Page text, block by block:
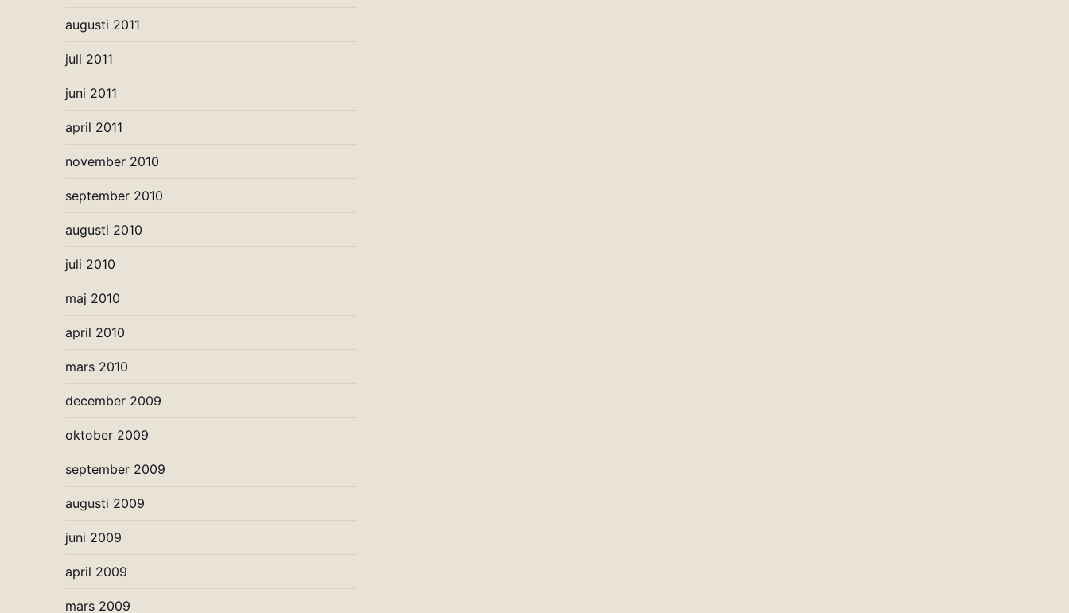
augusti 2011
juli 2011
juni 2011
april 2011
november 2010
september 2010
augusti 2010
juli 2010
maj 2010
april 2010
mars 2010
december 2009
oktober 2009
september 2009
augusti 2009
juni 2009
april 2009
mars 2009